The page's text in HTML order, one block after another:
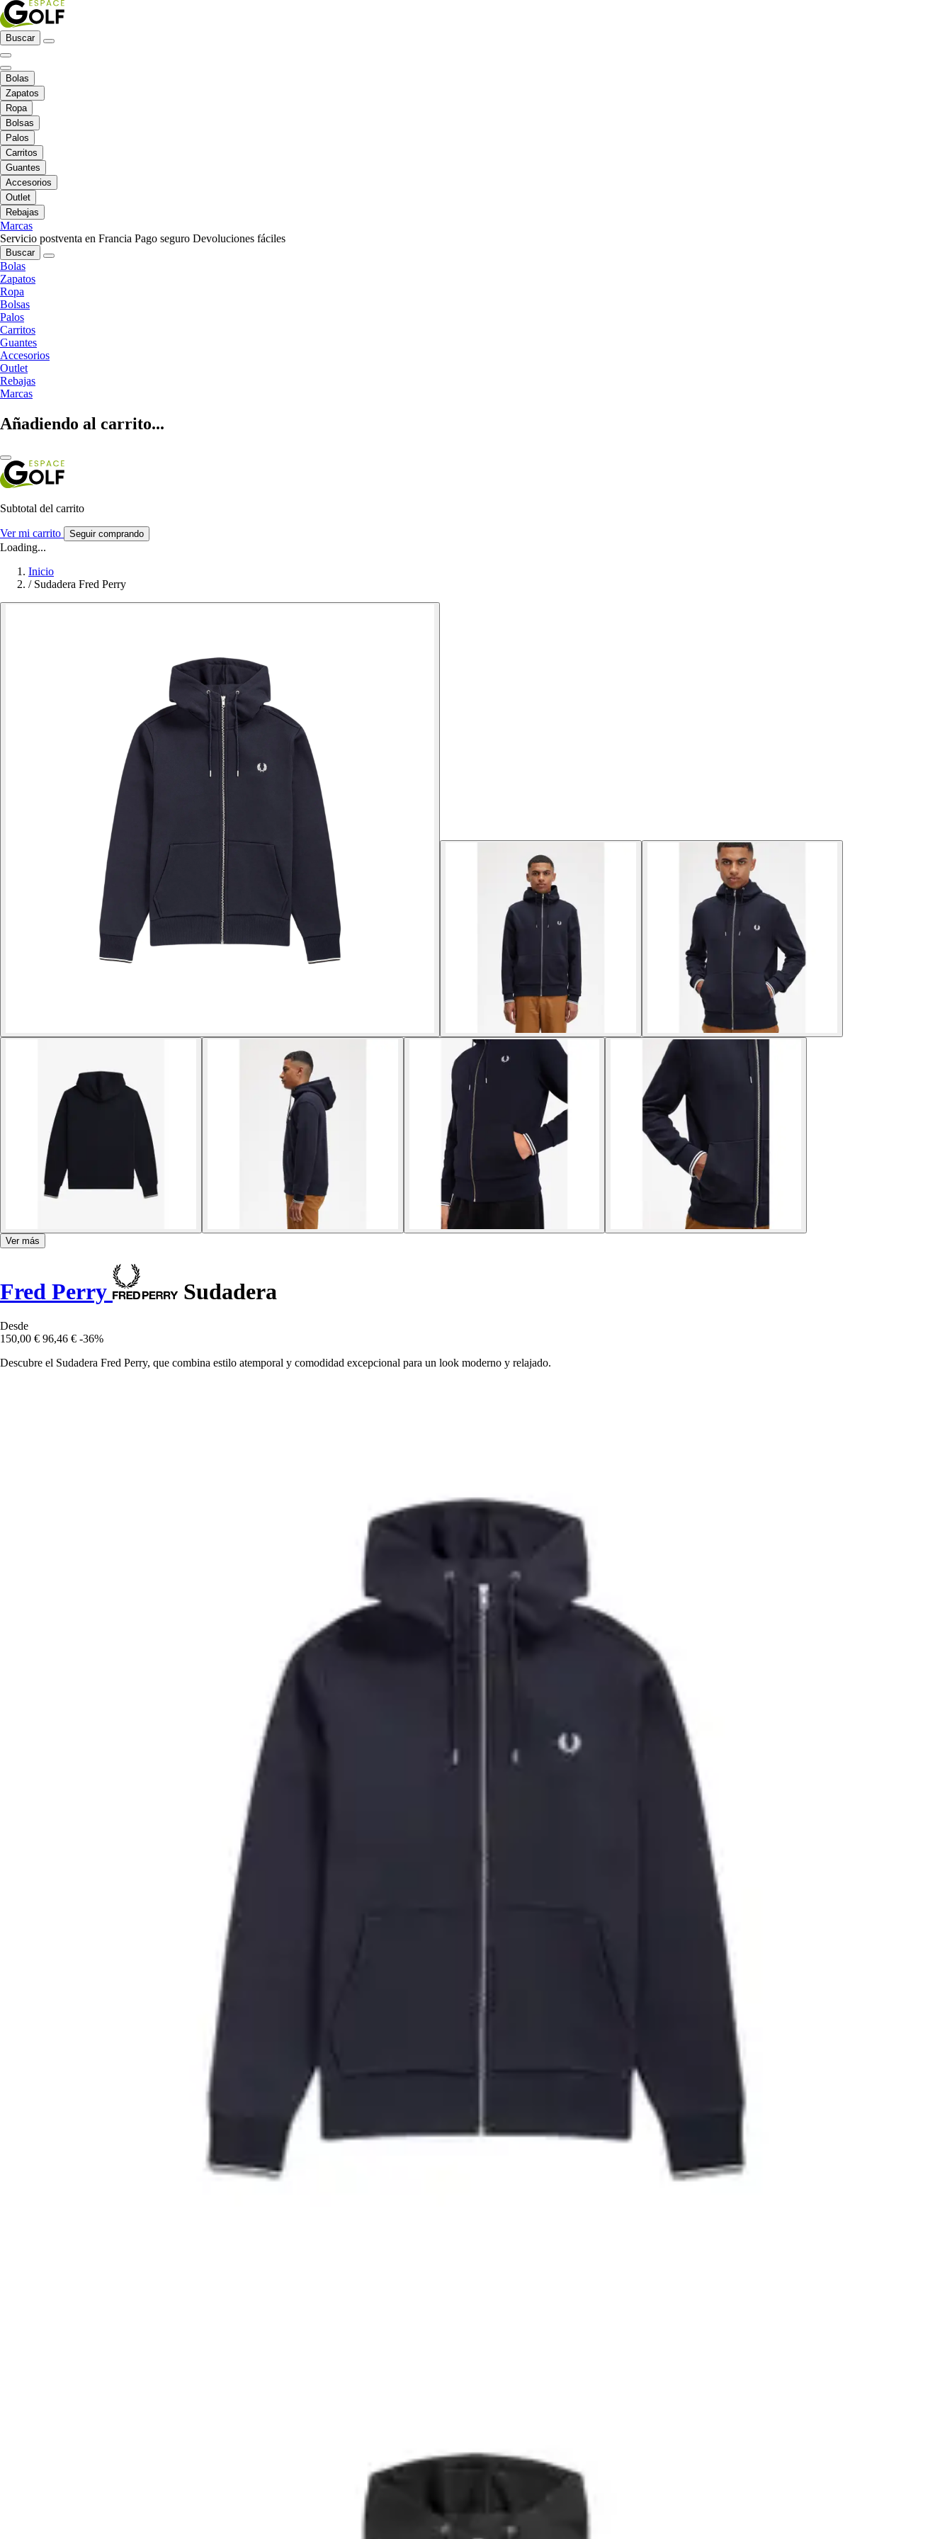
Buscar
Bolas
Zapatos
Ropa
Bolsas
Palos
Carritos
Guantes
Accesorios
Outlet
Rebajas
Marcas
Servicio postventa en Francia Pago seguro Devoluciones fáciles
Buscar
Bolas
Zapatos
Ropa
Bolsas
Palos
Carritos
Guantes
Accesorios
Outlet
Rebajas
Marcas
Añadiendo al carrito...
Subtotal del carrito
Ver mi carrito Seguir comprando
Loading...
Inicio
/ Sudadera Fred Perry
Ver más
Fred Perry Sudadera
Desde
150,00 € 96,46 € -36%
Descubre el Sudadera Fred Perry, que combina estilo atemporal y comodidad excepcional para un look moderno y relajado.